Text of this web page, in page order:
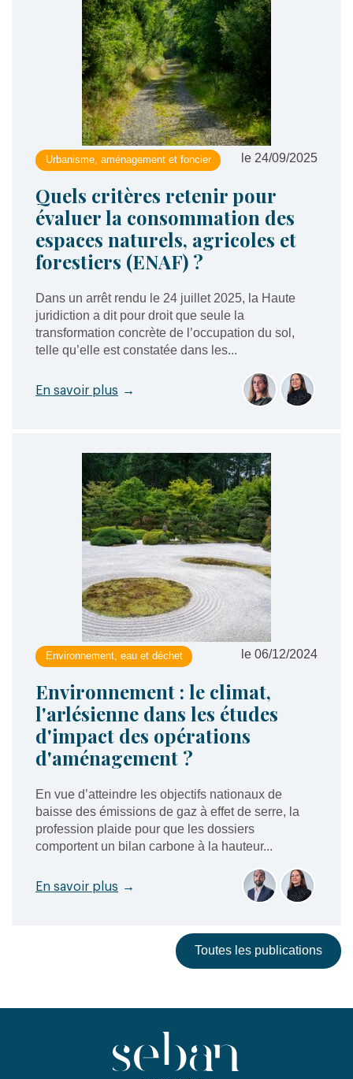
Urbanisme, aménagement et foncier le 24/09/2025
Quels critères retenir pour
évaluer la consommation des
espaces naturels, agricoles et
forestiers (ENAF) ?
Dans un arrêt rendu le 24 juillet 2025, la Haute
juridiction a dit pour droit que seule la
transformation concrète de l’occupation du sol,
telle qu’elle est constatée dans les...
En savoir plus →
Environnement, eau et déchet le 06/12/2024
Environnement : le climat,
l'arlésienne dans les études
d'impact des opérations
d'aménagement ?
En vue d’atteindre les objectifs nationaux de
baisse des émissions de gaz à effet de serre, la
profession plaide pour que les dossiers
comportent un bilan carbone à la hauteur...
En savoir plus →
Toutes les publications